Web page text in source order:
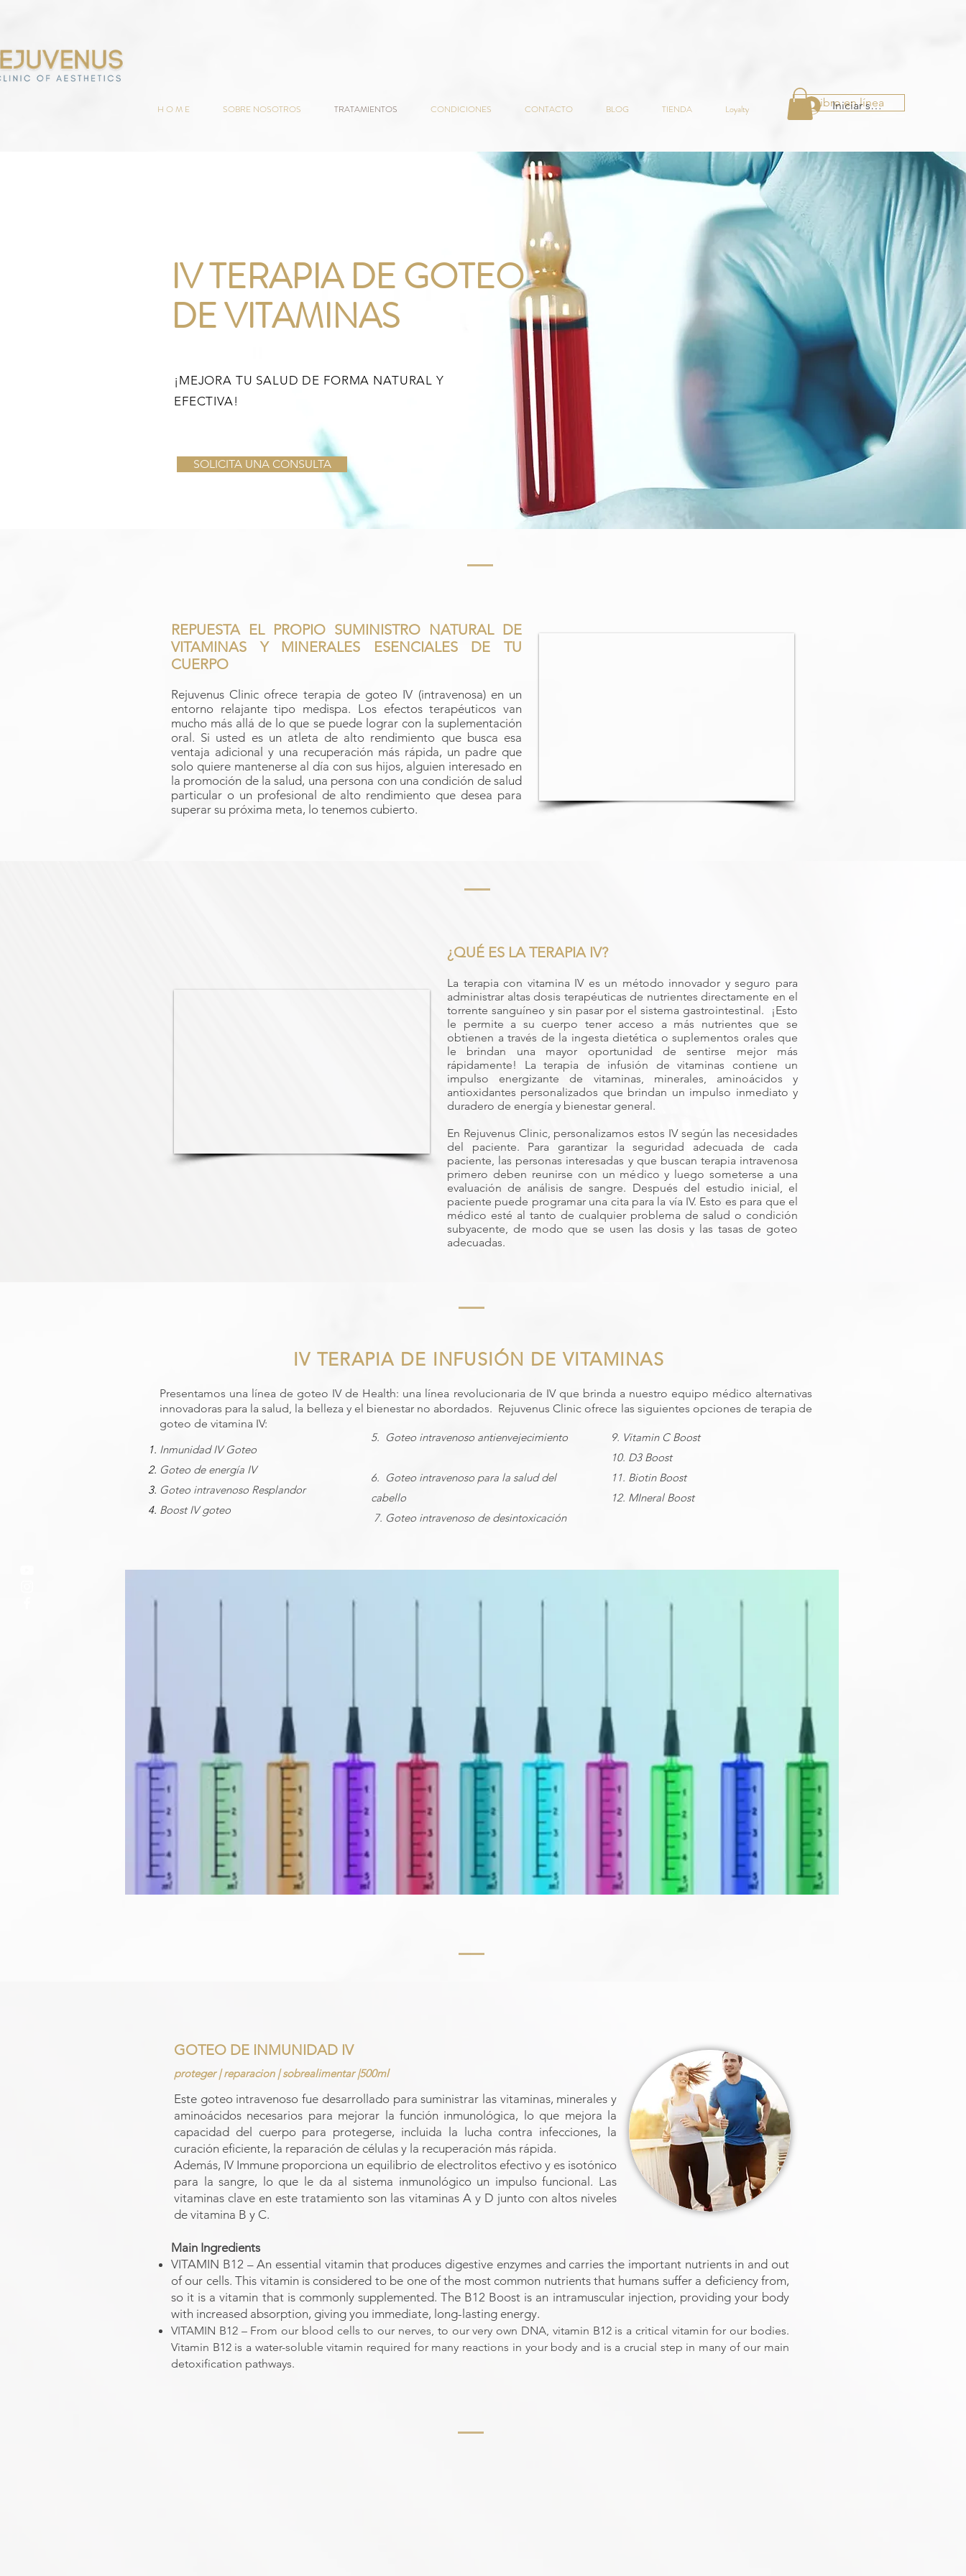
Iniciar sesión
Libro en línea
H O M E SOBRE NOSOTROS TRATAMIENTOS CONDICIONES CONTACTO BLOG TIENDA Loyalty
IV TERAPIA DE GOTEO
DE VITAMINAS
¡MEJORA TU SALUD DE FORMA NATURAL Y
EFECTIVA!
SOLICITA UNA CONSULTA
REPUESTA EL PROPIO SUMINISTRO NATURAL DE
VITAMINAS Y MINERALES ESENCIALES DE TU
CUERPO
Rejuvenus Clinic ofrece terapia de goteo IV (intravenosa) en un
entorno relajante tipo medispa. Los efectos terapéuticos van
mucho más allá de lo que se puede lograr con la suplementación
oral. Si usted es un atleta de alto rendimiento que busca esa
ventaja adicional y una recuperación más rápida, un padre que
solo quiere mantenerse al día con sus hijos, alguien interesado en
la promoción de la salud, una persona con una condición de salud
particular o un profesional de alto rendimiento que desea para
superar su próxima meta, lo tenemos cubierto.
¿QUÉ ES LA TERAPIA IV?
La terapia con vitamina IV es un método innovador y seguro para
administrar altas dosis terapéuticas de nutrientes directamente en el
torrente sanguíneo y sin pasar por el sistema gastrointestinal.
¡Esto
le permite a su cuerpo tener acceso a más nutrientes que se
obtienen a través de la ingesta dietética o suplementos orales que
le brindan una mayor oportunidad de sentirse mejor más
rápidamente! La terapia de infusión de vitaminas contiene un
impulso energizante de vitaminas, minerales, aminoácidos y
antioxidantes personalizados que brindan un impulso inmediato y
duradero de energía y bienestar general.
En Rejuvenus Clinic, personalizamos estos IV según las necesidades
del paciente. Para garantizar la seguridad adecuada de cada
paciente, las personas interesadas y que buscan terapia intravenosa
primero deben reunirse con un médico y luego someterse a una
evaluación de análisis de sangre. Después del estudio inicial, el
paciente puede programar una cita para la vía IV. Esto es para que el
médico esté al tanto de cualquier problema de salud o condición
subyacente, de modo que se usen las dosis y las tasas de goteo
adecuadas.
IV TERAPIA DE INFUSIÓN DE VITAMINAS
Presentamos una línea de goteo IV de Health: una línea revolucionaria de IV que brinda a nuestro equipo médico alternativas
innovadoras para la salud, la belleza y el bienestar no abordados. Rejuvenus Clinic ofrece las siguientes opciones de terapia de
goteo de vitamina IV:
Inmunidad IV Goteo
Goteo de energía IV
Goteo intravenoso Resplandor
Boost IV goteo
5. Goteo intravenoso antienvejecimiento
6. Goteo intravenoso para la salud del
cabello
7. Goteo intravenoso de desintoxicación
9. Vitamin C Boost
10. D3 Boost
11. Biotin Boost
12. MIneral Boost
GOTEO DE INMUNIDAD IV
proteger | reparacion | sobrealimentar |500ml
Este goteo intravenoso fue desarrollado para suministrar las vitaminas, minerales y
aminoácidos necesarios para mejorar la función inmunológica, lo que mejora la
capacidad del cuerpo para protegerse, incluida la lucha contra infecciones, la
curación eficiente, la reparación de células y la recuperación más rápida.
Además, IV Immune proporciona un equilibrio de electrolitos efectivo y es isotónico
para la sangre, lo que le da al sistema inmunológico un impulso funcional. Las
vitaminas clave en este tratamiento son las vitaminas A y D junto con altos niveles
de vitamina B y C.
Main Ingredients
VITAMIN B12 – An essential vitamin that produces digestive enzymes and carries the important nutrients in and out
of our cells. This vitamin is considered to be one of the most common nutrients that humans suffer a deficiency from,
so it is a vitamin that is commonly supplemented. The B12 Boost is an intramuscular injection, providing your body
with increased absorption, giving you immediate, long-lasting energy.
VITAMIN B12 – From our blood cells to our nerves, to our very own DNA, vitamin B12 is a critical vitamin for our bodies.
Vitamin B12 is a water-soluble vitamin required for many reactions in your body and is a crucial step in many of our main
detoxification pathways.